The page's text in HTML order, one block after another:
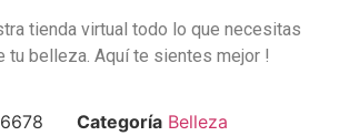
tienda virtual todo lo que necesitas
tu belleza. Aquí te sientes mejor !
Categoría Belleza